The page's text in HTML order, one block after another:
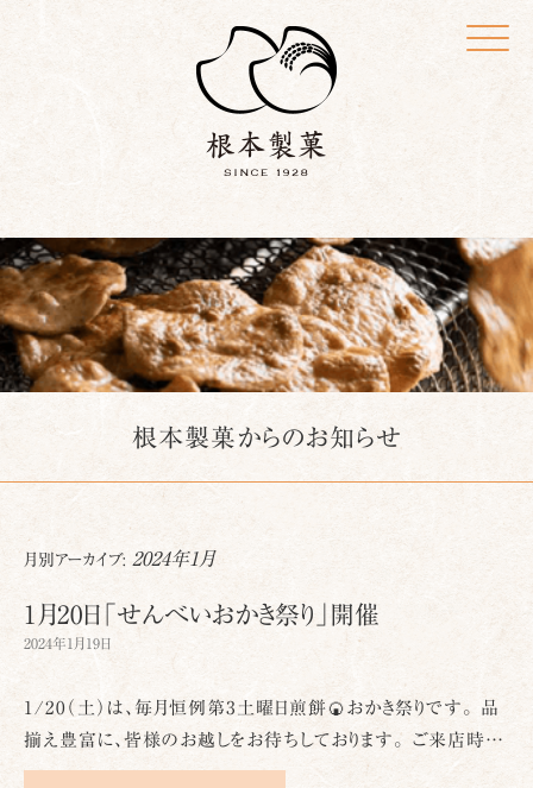
Click
根本製菓からのお知らせ
月別アーカイブ: 2024年1月
1月20日「せんべいおかき祭り」開催
2024年1月19日
1/20（土）は、毎月恒例第3土曜日煎餅🍘おかき祭りです。 品
揃え豊富に、皆様のお越しをお待ちしております。 ご来店時…